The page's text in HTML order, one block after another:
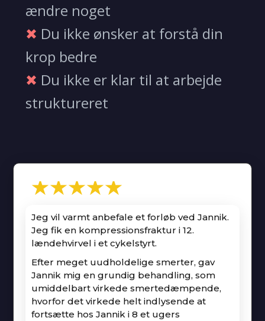
ændre noget
✖ Du ikke ønsker at forstå din
krop bedre
✖ Du ikke er klar til at arbejde
struktureret
★★★★★
Jeg vil varmt anbefale et forløb ved Jannik.
Jeg fik en kompressionsfraktur i 12.
lændehvirvel i et cykelstyrt.
Efter meget uudholdelige smerter, gav
Jannik mig en grundig behandling, som
umiddelbart virkede smertedæmpende,
hvorfor det virkede helt indlysende at
fortsætte hos Jannik i 8 et ugers